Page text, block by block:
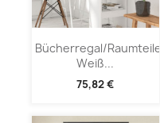
Bücherregal/Raumteiler
Weiß...
75,82 €